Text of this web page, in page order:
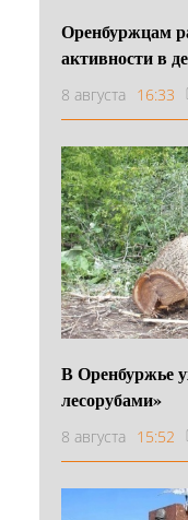
Оренбуржцам
активности в
8 августа 16:33
В Оренбуржье
лесорубами»
8 августа 15:52